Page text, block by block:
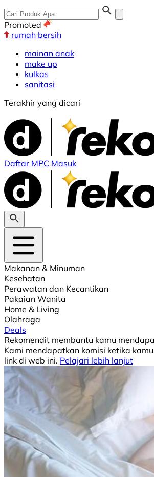
Promoted
rumah bersih
mainan anak
make up
kulkas
sanitasi
Terakhir yang dicari
Daftar MPC Masuk
Makanan & Minuman
Kesehatan
Perawatan dan Kecantikan
Pakaian Wanita
Home & Living
Olahraga
Deals
Rekomendit membantu kamu
Kami mendapatkan komisi ketika
link di web ini. Pelajari lebih lanjut